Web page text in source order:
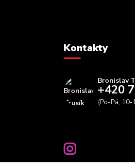
Kontakty
Bronislav
+420
(Po-Pá, 10-